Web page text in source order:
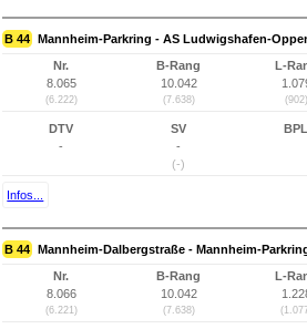
B 44 Mannheim-Parkring - AS Ludwigshafen-
Nr.
8.065
(6.222)
B-Rang
10.042
(7.638)
L-
(902)
DTV
-
SV
-
(-)
BPL
Infos...
B 44 Mannheim-Dalbergstraße - Mannheim-
Nr.
8.066
(6.221)
B-Rang
10.042
(7.638)
L-